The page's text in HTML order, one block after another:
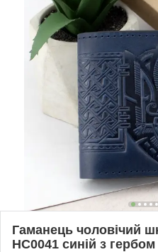
Гаманець чоловічий
HC0041 синій з гербом